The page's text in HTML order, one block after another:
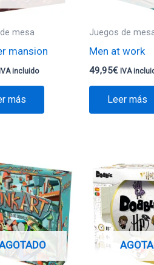
mesa
mansion
IVA incluido
más
Juegos de
Men at work
49,95€ IVA
Leer más